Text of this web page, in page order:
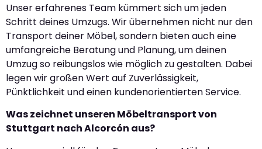
Unser erfahrenes Team kümmert sich um jeden
Schritt deines Umzugs. Wir übernehmen nicht nur den
Transport deiner Möbel, sondern bieten auch eine
umfangreiche Beratung und Planung, um deinen
Umzug so reibungslos wie möglich zu gestalten. Dabei
legen wir großen Wert auf Zuverlässigkeit,
Pünktlichkeit und einen kundenorientierten Service.
Was zeichnet unseren Möbeltransport von
Stuttgart nach Alcorcón aus?